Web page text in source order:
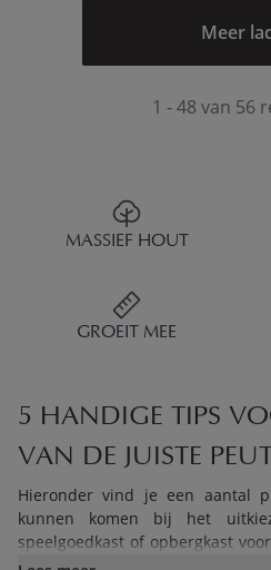
Meer
1 - 48 van 56
MASSIEF HOUT
GROEIT MEE
5 HANDIGE TIPS
VAN DE JUISTE
Hieronder vind je een aantal
kunnen komen bij het
speelgoedkast of opbergkast
voor elke kast, van een